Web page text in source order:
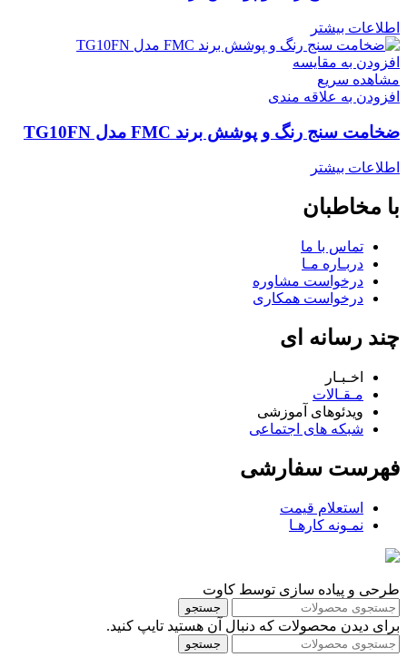
اطلاعات بیشتر
افزودن به مقایسه
مشاهده سریع
افزودن به علاقه مندی
ضخامت سنج رنگ و پوشش برند FMC مدل TG10FN
اطلاعات بیشتر
با مخاطبان
تماس با ما
دربـاره مـا
درخواست مشاوره
درخواست همکاری
چند رسانه ای
اخـبـار
مـقـالات
ویدئوهای آموزشی
شبکه های اجتماعی
فهرست سفارشی
استعلام قیمت
نمـونه کارهـا
طرحی و پیاده سازی توسط کاوت
جستجو
برای دیدن محصولات که دنبال آن هستید تایپ کنید.
جستجو